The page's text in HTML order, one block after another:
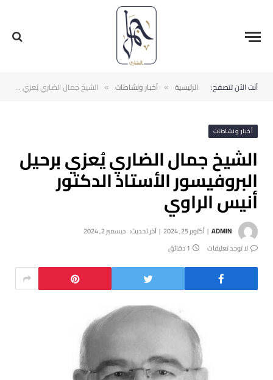
أنت الآن تتصفح: الرئيسية » أخبار ونشاطات » الشيخ جمال الضاري يُعزي برحيل البروفيسور الأستاذ الدكتور أنيس الراوي
أخبار ونشاطات
الشيخ جمال الضاري يُعزي برحيل
البروفيسور الأستاذ الدكتور
أنيس الراوي
ADMIN أكتوبر 25, 2024 آخر تحديث: ديسمبر 2, 2024
لا توجد تعليقات
1 دقائق